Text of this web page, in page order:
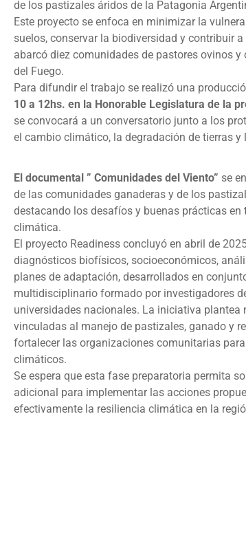
de los pastizales áridos de la Patagonia
Este proyecto se enfoca en minimizar la
suelos, conservar la biodiversidad y contribuir
abarcó diez comunidades de pastores ovinos
del Fuego.
Para difundir el trabajo se realizó una
10 a 12hs. en la Honorable Legislatura de la
se convocará a un conversatorio junto a los
el cambio climático, la degradación de tierras
El documental ” Comunidades del Viento” se
de las comunidades ganaderas y de los
destacando los desafíos y buenas prácticas en
climática.
El proyecto Readiness concluyó en abril de
diagnósticos biofísicos, socioeconómicos,
planes de adaptación, desarrollados en
multidisciplinario formado por investigadores
universidades nacionales. La iniciativa plantea
vinculadas al manejo de pastizales, ganado y
fortalecer las organizaciones comunitarias
climáticos.
Se espera que esta fase preparatoria permita
adicional para implementar las acciones
efectivamente la resiliencia climática en la